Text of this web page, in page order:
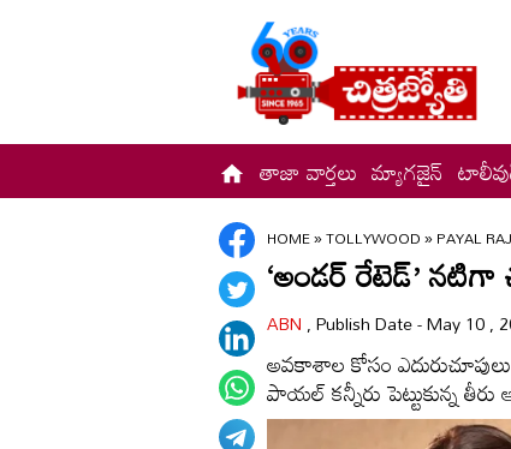
తాజా వార్తలు మ్యాగజైన్
HOME»TOLLYWOOD»PAYAL
‘అండర్‌ రేటెడ్‌’
ABN, Publish Date - May 10 ,
అవకాశాల కోసం
పాయల్‌ కన్నీరు పెట్టుకున్న